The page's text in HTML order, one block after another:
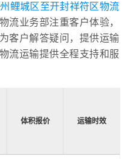
鲤城区至开封祥符区物流
流业务部注重客户体验，
客户解答疑问，提供运输
流运输提供全程支持和服
体积报价 运输时效